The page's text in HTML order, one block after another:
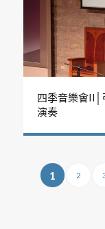
四季音樂會II│
演奏
1 2